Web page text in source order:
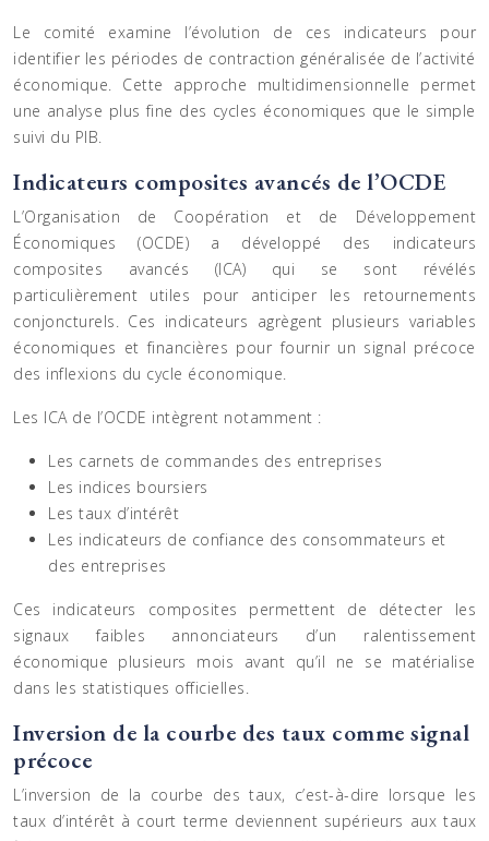
Le comité examine l’évolution de ces indicateurs pour
identifier les périodes de contraction généralisée de l’activité
économique. Cette approche multidimensionnelle permet
une analyse plus fine des cycles économiques que le simple
suivi du PIB.
Indicateurs composites avancés de l’OCDE
L’Organisation de Coopération et de Développement
Économiques (OCDE) a développé des indicateurs
composites avancés (ICA) qui se sont révélés
particulièrement utiles pour anticiper les retournements
conjoncturels. Ces indicateurs agrègent plusieurs variables
économiques et financières pour fournir un signal précoce
des inflexions du cycle économique.
Les ICA de l’OCDE intègrent notamment :
Les carnets de commandes des entreprises
Les indices boursiers
Les taux d’intérêt
Les indicateurs de confiance des consommateurs et
des entreprises
Ces indicateurs composites permettent de détecter les
signaux faibles annonciateurs d’un ralentissement
économique plusieurs mois avant qu’il ne se matérialise
dans les statistiques officielles.
Inversion de la courbe des taux comme signal
précoce
L’inversion de la courbe des taux, c’est-à-dire lorsque les
taux d’intérêt à court terme deviennent supérieurs aux taux